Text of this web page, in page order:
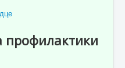
профилактики